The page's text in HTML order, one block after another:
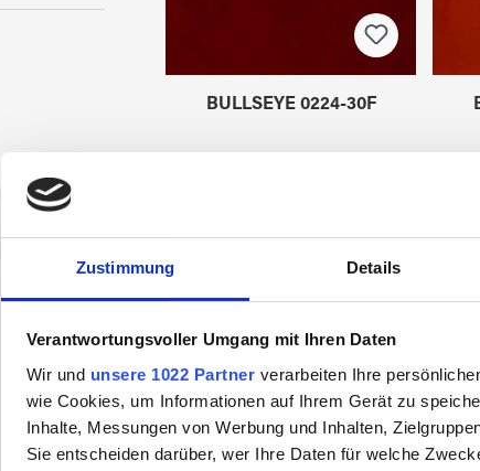
Zustimmung Details
Verantwortungsvoller Umgang mit Ihren Daten
Wir und unsere 1022 Partner verarbeiten Ihre
wie Cookies, um Informationen auf Ihrem Gerät zu
Inhalte, Messungen von Werbung und Inhalten,
Sie entscheiden darüber, wer Ihre Daten für welche
BULLSEYE 0224-30F
SALE